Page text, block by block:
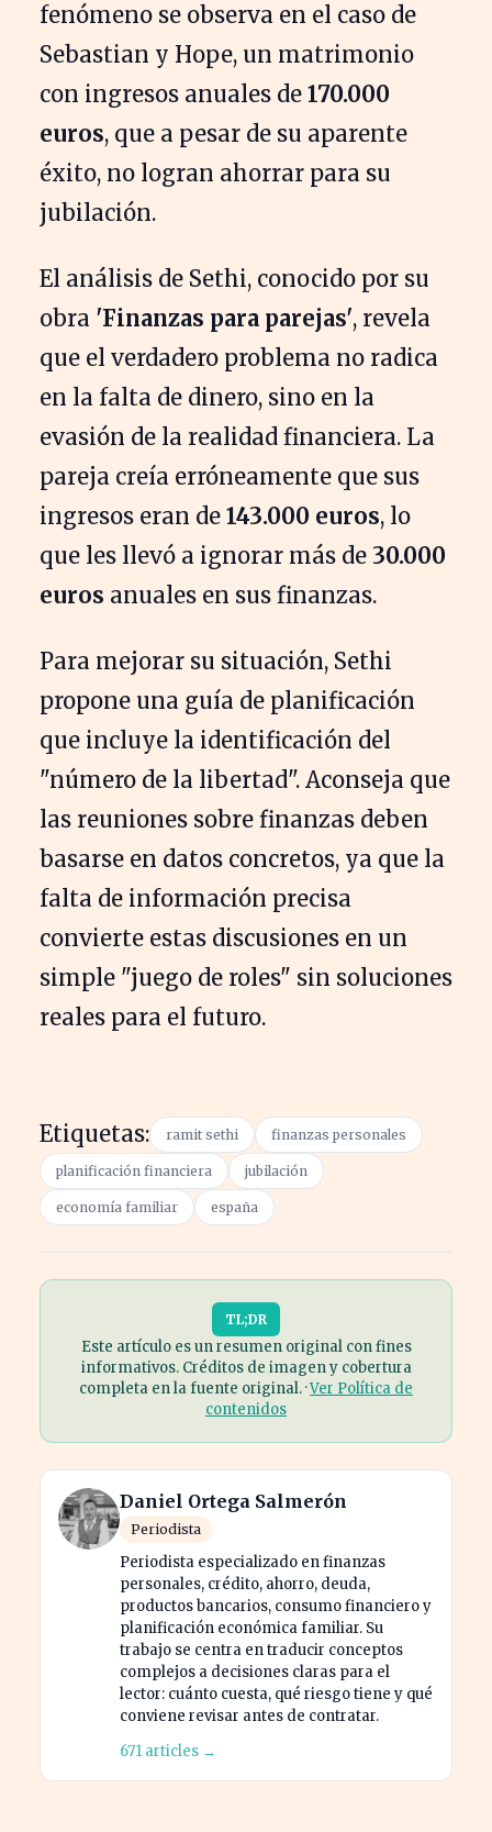
fenómeno se observa en el caso de
Sebastian y Hope, un matrimonio
con ingresos anuales de 170.000
euros, que a pesar de su aparente
éxito, no logran ahorrar para su
jubilación.
El análisis de Sethi, conocido por su
obra 'Finanzas para parejas', revela
que el verdadero problema no radica
en la falta de dinero, sino en la
evasión de la realidad financiera. La
pareja creía erróneamente que sus
ingresos eran de 143.000 euros, lo
que les llevó a ignorar más de 30.000
euros anuales en sus finanzas.
Para mejorar su situación, Sethi
propone una guía de planificación
que incluye la identificación del
"número de la libertad". Aconseja que
las reuniones sobre finanzas deben
basarse en datos concretos, ya que la
falta de información precisa
convierte estas discusiones en un
simple "juego de roles" sin soluciones
reales para el futuro.
Etiquetas: ramit sethi finanzas personales
planificación financiera jubilación
economía familiar españa
TL;DR
Este artículo es un resumen original con fines
informativos. Créditos de imagen y cobertura
completa en la fuente original. ·Ver Política de
contenidos
Daniel Ortega Salmerón
Periodista
Periodista especializado en finanzas
personales, crédito, ahorro, deuda,
productos bancarios, consumo financiero y
planificación económica familiar. Su
trabajo se centra en traducir conceptos
complejos a decisiones claras para el
lector: cuánto cuesta, qué riesgo tiene y qué
conviene revisar antes de contratar.
671 articles →